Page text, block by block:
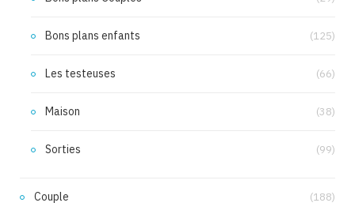
Bons plans enfants (125)
Les testeuses (66)
Maison (38)
Sorties (99)
Couple (188)